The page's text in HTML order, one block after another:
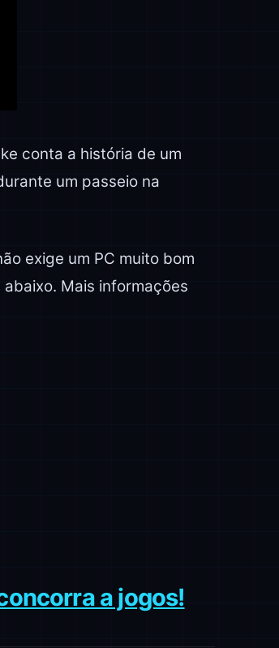
conta a história de um
um passeio na
exige um PC muito bom
Mais informações
a jogos!